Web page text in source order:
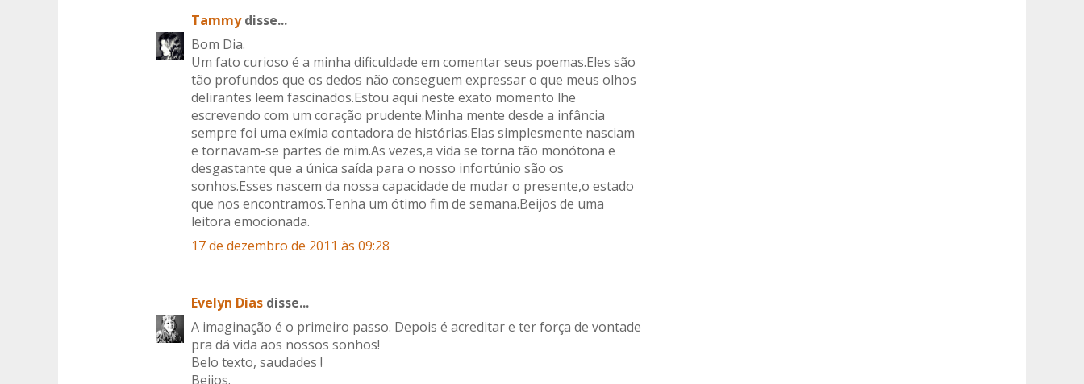
Tammydisse...
Bom Dia.
Um fato curioso é a minha dificuldade em comentar seus poemas.Eles são
tão profundos que os dedos não conseguem expressar o que meus olhos
delirantes leem fascinados.Estou aqui neste exato momento lhe
escrevendo com um coração prudente.Minha mente desde a infância
sempre foi uma exímia contadora de histórias.Elas simplesmente nasciam
e tornavam-se partes de mim.As vezes,a vida se torna tão monótona e
desgastante que a única saída para o nosso infortúnio são os
sonhos.Esses nascem da nossa capacidade de mudar o presente,o estado
que nos encontramos.Tenha um ótimo fim de semana.Beijos de uma
leitora emocionada.
17 de dezembro de 2011 às 09:28
Evelyn Dias disse...
A imaginação é o primeiro passo. Depois é acreditar e ter força de vontade
pra dá vida aos nossos sonhos!
Belo texto, saudades !
Beijos.